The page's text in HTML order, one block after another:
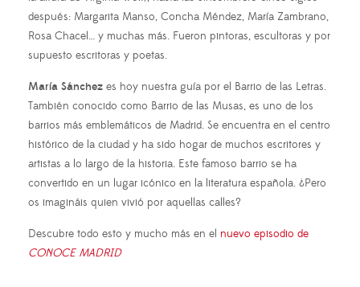
después: Margarita Manso, Concha Méndez, María Zambrano,
Rosa Chacel… y muchas más. Fueron pintoras, escultoras y por
supuesto escritoras y poetas.
María Sánchez es hoy nuestra guía por el Barrio de las Letras.
También conocido como Barrio de las Musas, es uno de los
barrios más emblemáticos de Madrid. Se encuentra en el centro
histórico de la ciudad y ha sido hogar de muchos escritores y
artistas a lo largo de la historia. Este famoso barrio se ha
convertido en un lugar icónico en la literatura española. ¿Pero
os imagináis quien vivió por aquellas calles?
Descubre todo esto y mucho más en el nuevo episodio de
CONOCE MADRID